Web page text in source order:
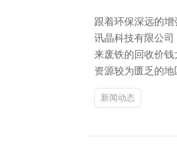
跟着环保深远的
讯晶科技有限公
来废铁的回收价
资源较为匮乏的
新闻动态